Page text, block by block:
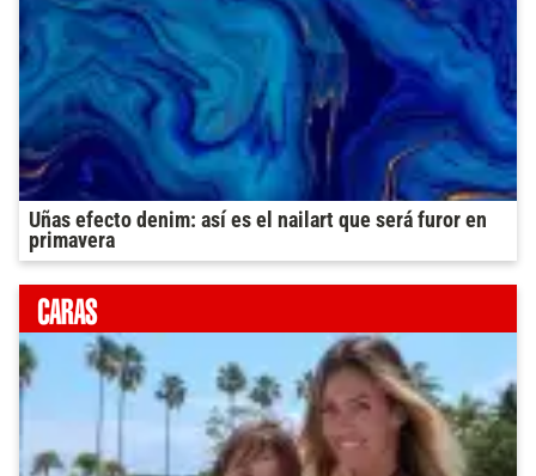
Uñas efecto denim: así es el nailart que será furor en
primavera